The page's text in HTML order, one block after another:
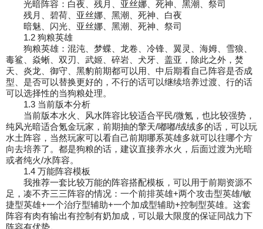
光暗阵容：白夜、残月、亚丝娜、死神、黑潮、祭司
残月、碧荷、亚丝娜、黑潮、死神、白夜
暗魅、闪光、亚丝娜、黑潮、死神、祭司
1.2 狗粮英雄
狗粮英雄：混沌、梦蝶、龙卷、冷锋、翼灵、海姆、雪狼、
毒鲨、焱蜥、双刃、武姬、碎岩、 犬牙、盖亚， 除此之外，焚
天、炎龙、御守、黑豹前期都可以用、中后期看自己阵容是否成
型、是否可以替换更好的，不行的话可以继续培养过渡、行的话
可以选择性的当狗粮处理。
1.3 当前版本分析
当前版本水火、风水阵容比较适合平民/微氪，也比较强势，
纯风光暗适合氪金玩家，前期抽的擎天/嘟嘟/绒绒多的话，可以玩
水土阵容，当然玩家可以看自己前期哪系英雄多就可以往哪个方
向去培养了。都是狗粮的话，建议直接养水火，后面过渡为光暗
或者纯火/水阵容。
1.4 万能阵容模板
我推荐一套比较万能的阵容搭配模板，可以用于前期资源不
足，凑不齐三三阵容的情况：一个前排英雄+两个攻击型英雄/敏
捷型英雄+一个治疗型辅助+一个加成型辅助+控制型英雄。 这套
阵容有肉有输出有控制有奶加成，可以最大限度的保证同战力下
阵容有优势。